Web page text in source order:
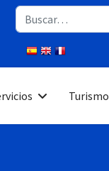
Buscar
Turismo